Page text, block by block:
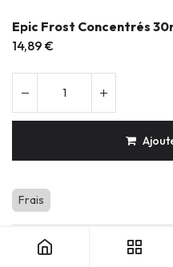
Epic Frost Concentrés
14,89 €
Frais
Produits durables & réparables